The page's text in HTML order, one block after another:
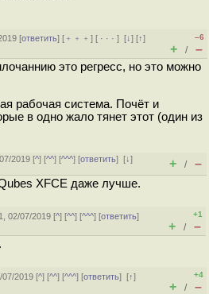
[ответить] [ ﹢﹢﹢] [ · · ·][↓] [↑]
–6
+ / –
это регресс, но это можно
рабочая система. Почёт и
в одно жало тянет этот (один из
2019 [^] [^^] [^^^] [ответить][↓]
+ / –
XFCE даже лучше.
02/07/2019 [^] [^^] [^^^] [ответить]
+1
+ / –
07/2019 [^] [^^] [^^^] [ответить][↑]
+4
+ / –